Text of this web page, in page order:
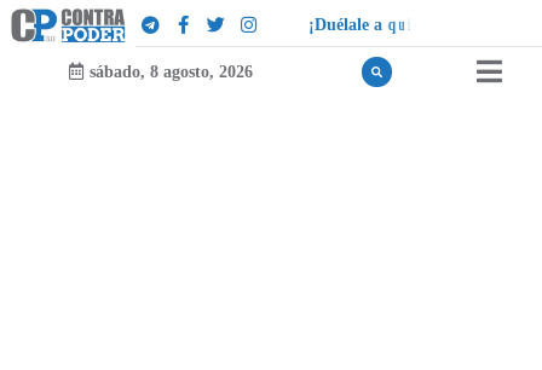
¡Duélale a qu i
sábado, 8 agosto, 2026